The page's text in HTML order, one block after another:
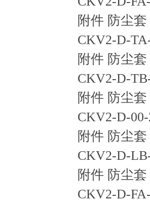
附件 防尘
CKV2-D-
附件 防尘
CKV2-D-
附件 防尘
CKV2-D-
附件 防尘
CKV2-D-
附件 防尘
CKV2-D-